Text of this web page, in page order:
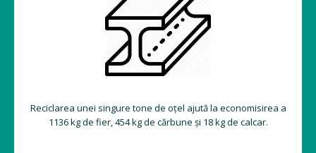
Reciclarea unei singure tone de oțel ajută la economisirea a
1136 kg de fier, 454 kg de cărbune și 18 kg de calcar.